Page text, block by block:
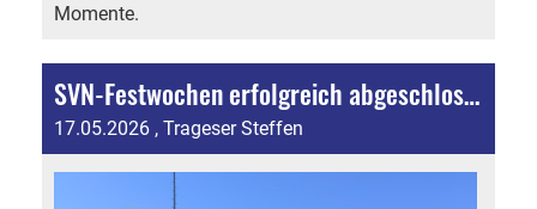
Momente.
SVN-Festwochen erfolgreich abgeschlossen: Knobi-Fest, Jugendturnier, Live-Band und Hähnchenfest
17.05.2026 , Trageser Steffen